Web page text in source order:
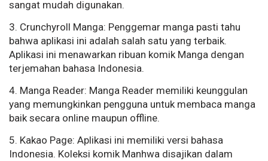
sangat mudah digunakan.
3. Crunchyroll Manga: Penggemar manga pasti tahu
bahwa aplikasi ini adalah salah satu yang terbaik.
Aplikasi ini menawarkan ribuan komik Manga dengan
terjemahan bahasa Indonesia.
4. Manga Reader: Manga Reader memiliki keunggulan
yang memungkinkan pengguna untuk membaca manga
baik secara online maupun offline.
5. Kakao Page: Aplikasi ini memiliki versi bahasa
Indonesia. Koleksi komik Manhwa disajikan dalam